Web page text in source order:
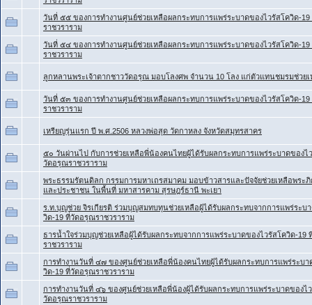
วันที่ ๕๕ ของการทำงานศูนย์ช่วยเหลือผลกระทบการแพร่ระบาดของไวรัสโควิด-
ราชวราราม
วันที่ ๕๔ ของการทำงานศูนย์ช่วยเหลือผลกระทบการแพร่ระบาดของไวรัสโควิด-
ราชวราราม
ลูกหลานพระเจ้าตากชาววัดอรุณ มอบโลงศพ จำนวน 10 โลง แก่ตัวแทนชมรมช่วยเ
วันที่ ๕๓ ของการทำงานศูนย์ช่วยเหลือผลกระทบการแพร่ระบาดของไวรัสโควิด-
ราชวราราม
เหรียญรุ่นแรก ปี พ.ศ.2506 หลวงพ่อสุด วัดกาหลง จังหวัดสมุทรสาคร
๕๐ วันผ่านไป กับการช่วยเหลือพี่น้องคนไทยผู้ได้รับผลกระทบการแพร่ระบาดของไ
วัดอรุณราชวราราม
พระธรรมรัตนดิลก กรรมการมหาเถรสมาคม มอบข้าวสารและปัจจัยช่วยเหลือพระ
และประชาชน ในพื้นที่ มหาสารคาม สุรษฎร์ธานี พะเยา
ร.ท.บุญช่วย จิรเกียรติ ร่วมบุญสมทบทุนช่วยเหลือผู้ได้รับผลกระทบจากการแพร่ระบ
วิด-19 ที่วัดอรุณราชวราราม
ธารน้ำใจร่วมบุญช่วยเหลือผู้ได้รับผลกระทบจากการแพร่ระบาดของไวรัสโควิด-19
ราชวราราม
การทำงานวันที่ ๔๗ ของศูนย์ช่วยเหลือพี่น้องคนไทยผู้ได้รับผลกระทบการแพร่ระบา
วิด-19 ที่วัดอรุณราชวราราม
การทำงานวันที่ ๔๖ ของศูนย์ช่วยเหลือพี่น้องผู้ได้รับผลกระทบการแพร่ระบาดของไ
วัดอรุณราชวราราม